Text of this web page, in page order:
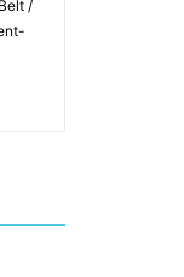
/